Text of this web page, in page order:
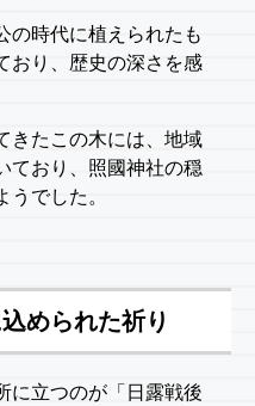
の時代に植えられたも
おり、歴史の深さを感
きたこの木には、地域
ており、照國神社の穏
でした。
められた祈り
に立つのが「日露戦後